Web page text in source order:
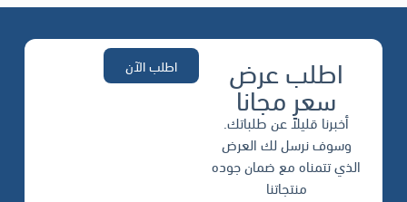
اطلب عرض
سعر مجانا
أخبرنا قليلاً عن طلباتك.
وسوف نرسل لك العرض
الذي تتمناه مع ضمان جوده
منتجاتنا
اطلب الآن